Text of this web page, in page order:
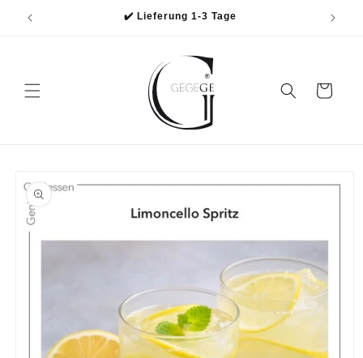
zum
✔️ Lieferung 1-3 Tage
Warenkorb